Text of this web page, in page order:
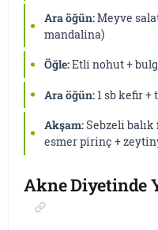
Ara öğün:Meyve
mandalina)
Öğle:Etli nohut +
Ara öğün:1 sb kefir +
Akşam:Sebzeli
esmer pirinç +
Akne Diyetinde